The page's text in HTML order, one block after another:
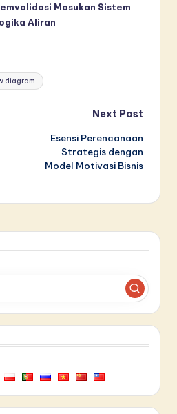
Masukan Sistem
Aliran
diagram
Next Post
Esensi Perencanaan
Strategis dengan
Model Motivasi Bisnis